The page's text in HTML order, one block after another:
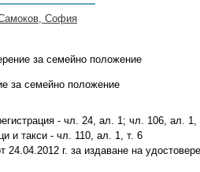
София
за семейно положение
за семейно положение
- чл. 24, ал. 1; чл. 106, ал.
и такси - чл. 110, ал. 1, т. 6
г. за издаване на